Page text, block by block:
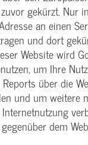
gekürzt. Nur
an einen
und dort
Website wird
um Ihre
über die
und um weitere
dem